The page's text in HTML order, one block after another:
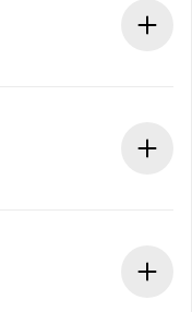
confirme.
ofereceremos